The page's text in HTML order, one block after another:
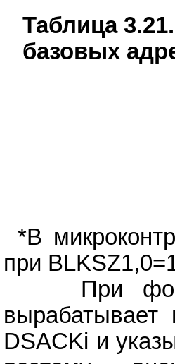
Таблица
базовых
*В
при
При
вырабатывает
DSACKi и